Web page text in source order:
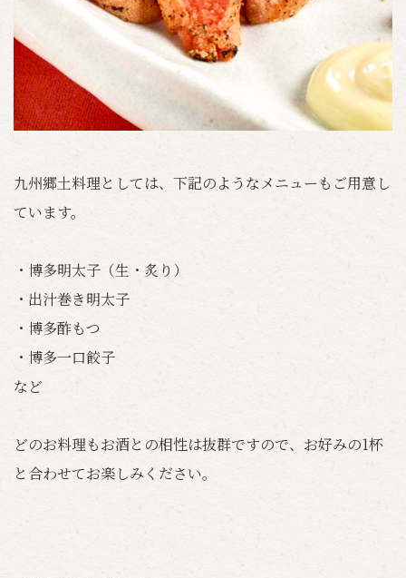
九州郷土料理としては、下記のようなメニューもご用意し
ています。
・博多明太子（生・炙り）
・出汁巻き明太子
・博多酢もつ
・博多一口餃子
など
どのお料理もお酒との相性は抜群ですので、お好みの1杯
と合わせてお楽しみください。